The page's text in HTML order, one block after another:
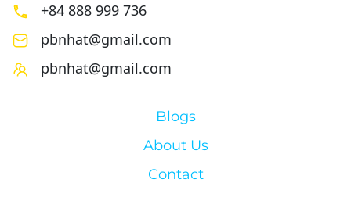
+84 888 999 736
pbnhat@gmail.com
pbnhat@gmail.com
Blogs
About Us
Contact